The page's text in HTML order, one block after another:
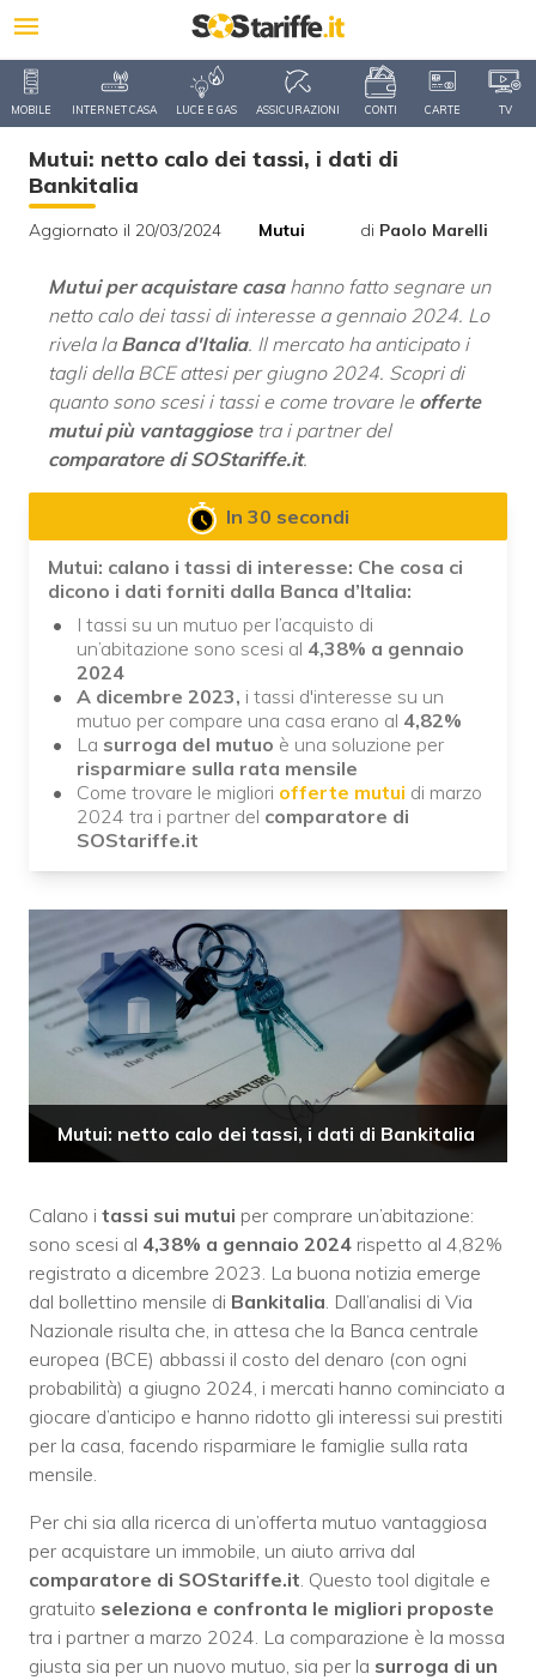
MOBILE INTERNET CASA LUCE E GAS ASSICURAZIONI CONTI CARTE TV
Mutui: netto calo dei tassi, i dati di
Bankitalia
Aggiornato il 20/03/2024 Mutui di Paolo Marelli
Mutui per acquistare casa hanno fatto segnare un
netto calo dei tassi di interesse a gennaio 2024. Lo
rivela laBanca d'Italia. Il mercato ha anticipato i
tagli della BCE attesi per giugno 2024. Scopri di
quanto sono scesi i tassi e come trovare le offerte
mutui più vantaggiosetra i partner del
comparatore di SOStariffe.it.
In 30 secondi
Mutui: calano i tassi di interesse: Che cosa ci
dicono i dati forniti dalla Banca d’Italia:
I tassi su un mutuo per l’acquisto di
un’abitazione sono scesi al 4,38% a gennaio
2024
A dicembre 2023, i tassi d'interesse su un
mutuo per compare una casa erano al 4,82%
La surroga del mutuo è una soluzione per
risparmiare sulla rata mensile
Come trovare le migliori offerte mutui di marzo
2024 tra i partner del comparatore di
SOStariffe.it
Mutui: netto calo dei tassi, i dati di Bankitalia
Calano i tassi sui mutui per comprare un’abitazione:
sono scesi al 4,38% a gennaio 2024 rispetto al 4,82%
registrato a dicembre 2023. La buona notizia emerge
dal bollettino mensile di Bankitalia. Dall’analisi di Via
Nazionale risulta che, in attesa che la Banca centrale
europea (BCE) abbassi il costo del denaro (con ogni
probabilità) a giugno 2024, i mercati hanno cominciato a
giocare d’anticipo e hanno ridotto gli interessi sui prestiti
per la casa, facendo risparmiare le famiglie sulla rata
mensile.
Per chi sia alla ricerca di un’offerta mutuo vantaggiosa
per acquistare un immobile, un aiuto arriva dal
comparatore di SOStariffe.it. Questo tool digitale e
gratuito seleziona e confronta le migliori proposte
tra i partner a marzo 2024. La comparazione è la mossa
giusta sia per un nuovo mutuo, sia per la surroga di un